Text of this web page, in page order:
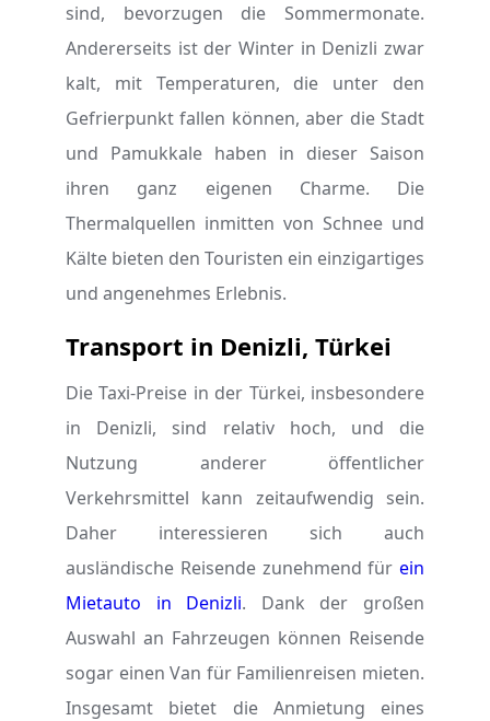
sind, bevorzugen die Sommermonate.
Andererseits ist der Winter in Denizli zwar
kalt, mit Temperaturen, die unter den
Gefrierpunkt fallen können, aber die Stadt
und Pamukkale haben in dieser Saison
ihren ganz eigenen Charme. Die
Thermalquellen inmitten von Schnee und
Kälte bieten den Touristen ein einzigartiges
und angenehmes Erlebnis.
Transport in Denizli, Türkei
Die Taxi-Preise in der Türkei, insbesondere
in Denizli, sind relativ hoch, und die
Nutzung anderer öffentlicher
Verkehrsmittel kann zeitaufwendig sein.
Daher interessieren sich auch
ausländische Reisende zunehmend für ein
Mietauto in Denizli. Dank der großen
Auswahl an Fahrzeugen können Reisende
sogar einen Van für Familienreisen mieten.
Insgesamt bietet die Anmietung eines